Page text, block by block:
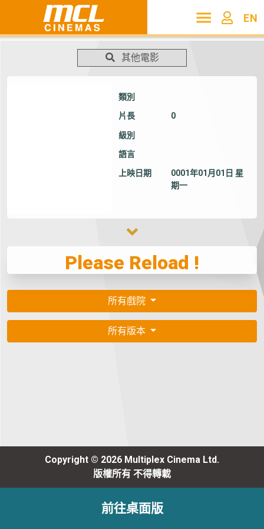
EN
其他電影
類別
片長 0
級別
語言
上映日期
0001年01月01日 星
期一
Please Reload !
所有戲院
所有版本
Copyright © 2026 Multiplex Cinema Ltd.
版權所有 不得轉載
前往桌面版